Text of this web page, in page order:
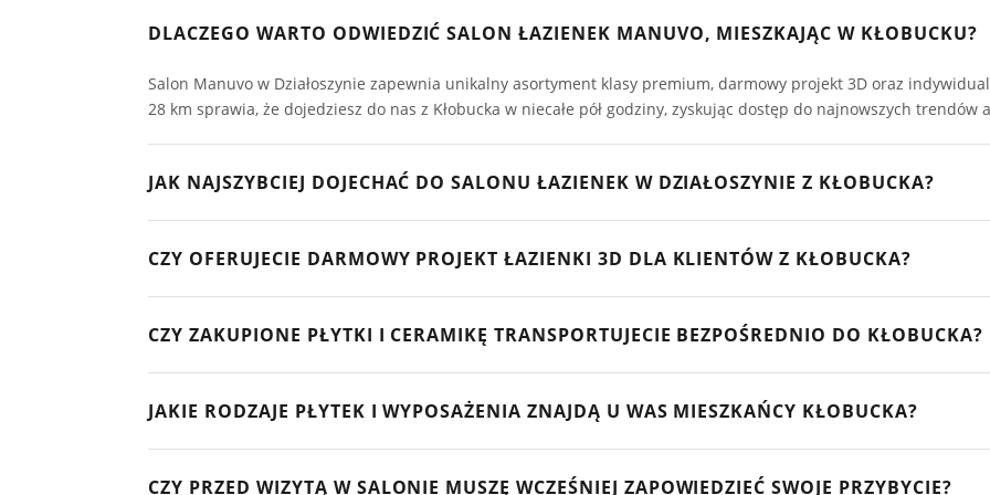
DLACZEGO WARTO ODWIEDZIĆ SALON ŁAZIENEK MANUVO, MIESZKAJĄC W KŁOBUCKU?
Salon Manuvo w Działoszynie zapewnia unikalny asortyment klasy premium, darmowy projekt 3D oraz
28 km sprawia, że dojedziesz do nas z Kłobucka w niecałe pół godziny, zyskując dostęp do najnowszych trendów
JAK NAJSZYBCIEJ DOJECHAĆ DO SALONU ŁAZIENEK W DZIAŁOSZYNIE Z KŁOBUCKA?
Działoszyna na ul. Posmykowizna 36. Pokonanie tej drogi samochodem zajmuje zazwyczaj około 25-30 minut.
CZY OFERUJECIE DARMOWY PROJEKT ŁAZIENKI 3D DLA KLIENTÓW Z KŁOBUCKA?
fotorealistyczną wizualizacją 3D. Wystarczy przynieść ze sobą wymiary pomieszczenia, by nasz projektant
CZY ZAKUPIONE PŁYTKI I CERAMIKĘ TRANSPORTUJECIE BEZPOŚREDNIO DO KŁOBUCKA?
wanien) bezpośrednio pod wskazany adres w Kłobucku, a także do pobliskich miejscowości powiatu kłobuckiego,
JAKIE RODZAJE PŁYTEK I WYPOSAŻENIA ZNAJDĄ U WAS MIESZKAŃCY KŁOBUCKA?
tarasowych. Oferujemy także nowoczesne wanny wolnostojące, kabiny prysznicowe, armaturę, grzejniki i
CZY PRZED WIZYTĄ W SALONIE MUSZĘ WCZEŚNIEJ ZAPOWIEDZIEĆ SWOJE PRZYBYCIE?